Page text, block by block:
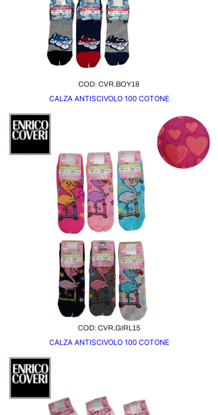
COD: CVR.BOY18
CALZA ANTISCIVOLO 100 COTONE
COD: CVR.GIRL15
CALZA ANTISCIVOLO 100 COTONE